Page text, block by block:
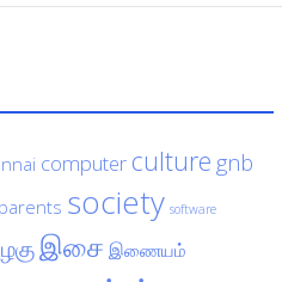
computer culture gnb
parents society software
இசை இணையம்